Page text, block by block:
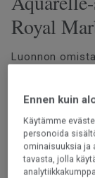
Royal
Luonnon
ja
botanisiin
modernilla ja
Märkätilan
Helppohoitoinen
Ennen kuin
Käytämme
personoida
ominaisuuksia ja
tavasta, jolla